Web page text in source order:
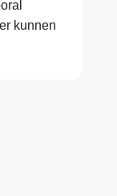
kunnen